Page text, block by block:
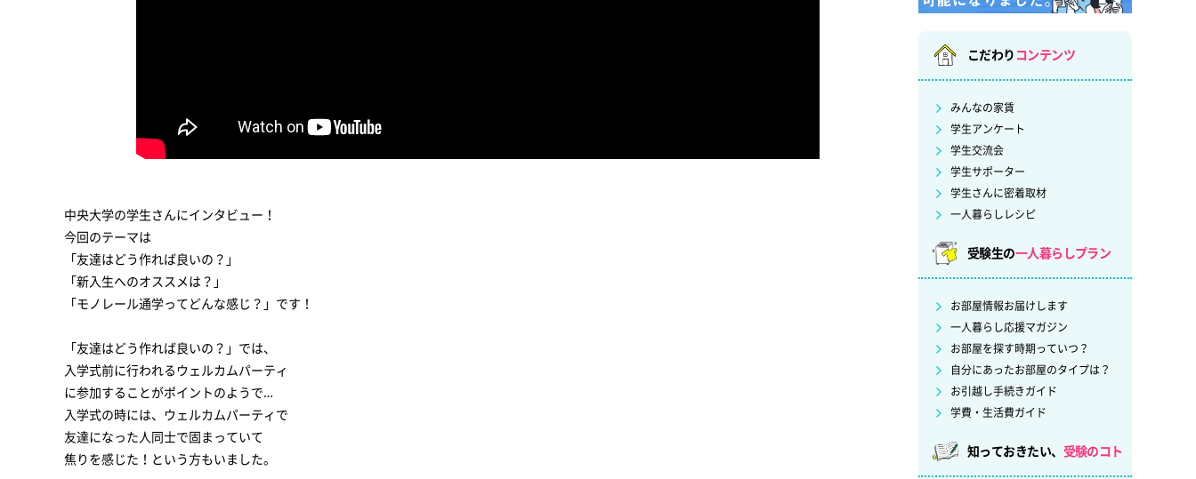
中央大学の学生さんにインタビュー！
今回のテーマは
「友達はどう作れば良いの？」
「新入生へのオススメは？」
「モノレール通学ってどんな感じ？」です！
「友達はどう作れば良いの？」では、
入学式前に行われるウェルカムパーティ
に参加することがポイントのようで…
入学式の時には、ウェルカムパーティで
友達になった人同士で固まっていて
焦りを感じた！という方もいました。
こだわり コンテンツ
みんなの家賃
学生アンケート
学生交流会
学生サポーター
学生さんに密着取材
一人暮らしレシピ
受験生の一人暮らしプラン
お部屋情報お届けします
一人暮らし応援マガジン
お部屋を探す時期っていつ？
自分にあったお部屋のタイプは？
お引越し手続きガイド
学費・生活費ガイド
知っておきたい、 受験のコト